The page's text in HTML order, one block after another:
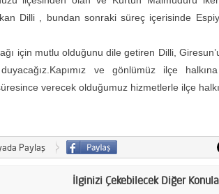
Dilli , bundan sonraki süreç içerisinde
için mutlu olduğunu dile getiren Dilli,
ve gönlümüz ilçe
verecek olduğumuz hizmetlerle ilçe
Paylaş
İlginizi Çekebilecek Diğer